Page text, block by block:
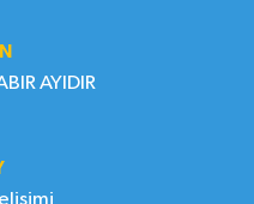
AYIDIR